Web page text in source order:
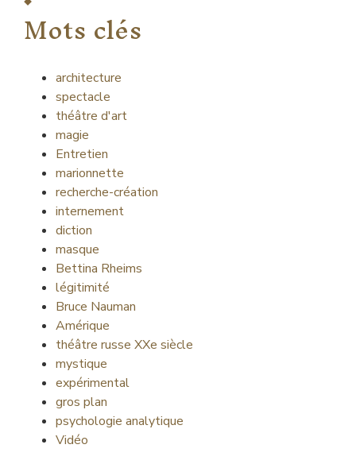
Mots clés
architecture
spectacle
théâtre d'art
magie
Entretien
marionnette
recherche-création
internement
diction
masque
Bettina Rheims
légitimité
Bruce Nauman
Amérique
théâtre russe XXe siècle
mystique
expérimental
gros plan
psychologie analytique
Vidéo